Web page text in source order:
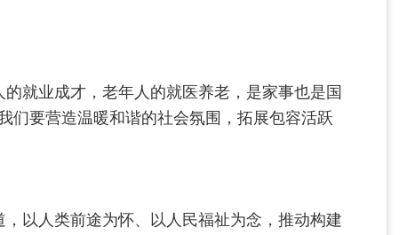
就业成才，老年人的就医养老，是家事也是国
们要营造温暖和谐的社会氛围，拓展包容活跃
以人类前途为怀、以人民福祉为念，推动构建